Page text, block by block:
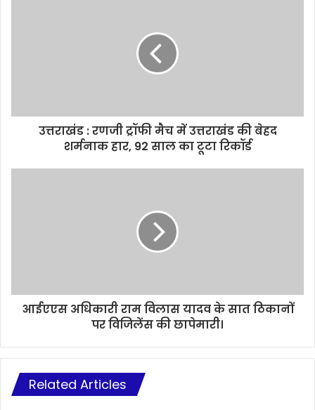
उत्तराखंड : रणजी ट्रॉफी मैच में उत्तराखंड की बेहद
शर्मनाक हार, 92 साल का टूटा रिकॉर्ड
आईएएस अधिकारी राम विलास यादव के सात ठिकानों
पर विजिलेंस की छापेमारी।
Related Articles